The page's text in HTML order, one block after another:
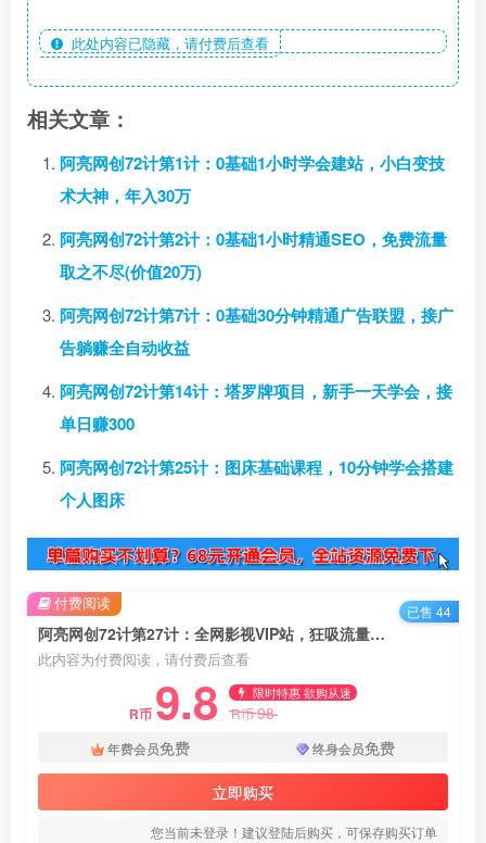
此处内容已隐藏，请付费后查看
相关文章：
阿亮网创72计第1计：0基础1小时学会建站，小白变技
术大神，年入30万
阿亮网创72计第2计：0基础1小时精通SEO，免费流量
取之不尽(价值20万)
阿亮网创72计第7计：0基础30分钟精通广告联盟，接广
告躺赚全自动收益
阿亮网创72计第14计：塔罗牌项目，新手一天学会，接
单日赚300
阿亮网创72计第25计：图床基础课程，10分钟学会搭建
个人图床
阿亮网创72计第27计：全网影视VIP站，狂吸流量年赚百万
此内容为付费阅读，请付费后查看
R币 9.8 限时特惠 欲购从速
R币98
年费会员免费 终身会员免费
立即购买
您当前未登录！建议登陆后购买，可保存购买订单
付费阅读 已售 44